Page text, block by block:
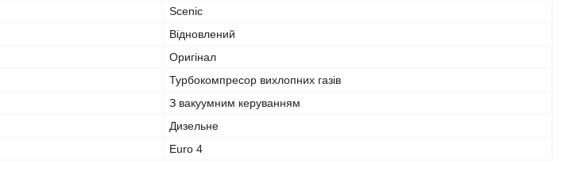
Scenic
Відновлений
Оригінал
Турбокомпресор вихлопних газів
З вакуумним керуванням
Дизельне
Euro 4